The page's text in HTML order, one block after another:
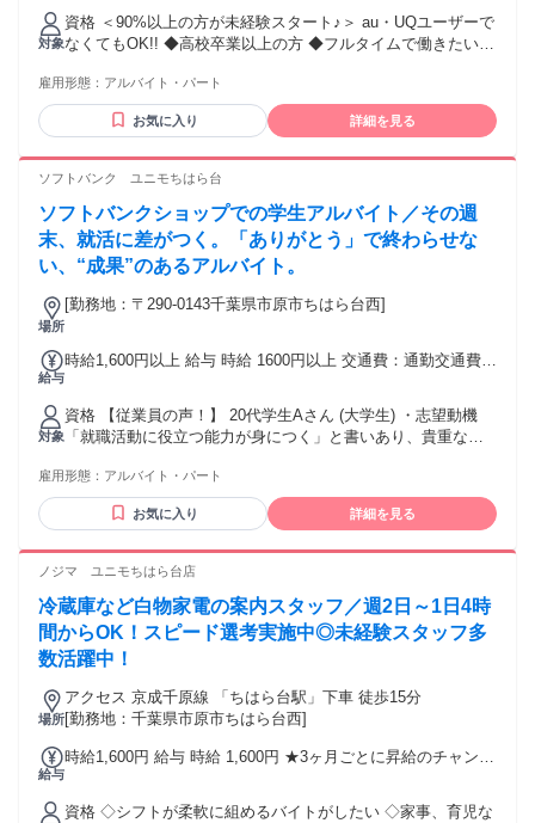
円～） 皆さんのがんばりをしっかり評価して積極的に昇給し
ていきます!! ※最大時給1800円(経験3年/勤務地による) 交通
費：交通費支給 月額10万円まで
対象
資格 ＜90%以上の方が未経験スタート♪＞ au・UQユーザーで
なくてもOK!! ◆高校卒業以上の方 ◆フルタイムで働きたい方
できる方優遇 ◆半年以上勤務可能な方 ＜こんな方もぜひ！＞
◇未経験でも始められる仕事がいい ◇接客・販売スキルを活
かしたい ◇安定して長く働きたいetc. ＜色々なお仕事経験も
ど他キャリアの経験がある方も歓迎！
雇用形態： アルバイト・パート
お気に入り 詳細を見る
ソフトバンク ユニモちはら台
ソフトバンクショップでの学生アルバイト／その週
末、就活に差がつく。「ありがとう」で終わらせな
い、“成果”のあるアルバイト。
場所
[勤務地：〒290-0143千葉県市原市ちはら台西]
給与
時給1,600円以上 給与 時給 1600円以上 交通費：通勤交通費全
対象
資格 【従業員の声！】 20代学生Aさん (大学生) ・志望動機
「就職活動に役立つ能力が身につく」と書いあり、貴重な経
客様のニーズを引き出さないといけない為、成長できる。 現
在就職活動をしており、グループディスカッション等で身に
つけたコミュニケーション能力が役に立つ。 - ・20代男性Aさ
に欠かせない物なので、様々な年代のお客様のために働ける
は？ ヒアリング力を培ってきたので、困っていることに対す
る提案ができています。 - 40代女性Aさん (前職：ホテルスタ
ッフ) ・志望動機 １0年ほど前に少しだけ携帯販売の仕事につ
いたことがありそのときの楽しさが忘れられなかったので。
・今までのお仕事経験役に立っていることは？ ホテリエとし
て培ってきたホスピタリティです。
雇用形態： アルバイト・パート
お気に入り 詳細を見る
ノジマ ユニモちはら台店
冷蔵庫など白物家電の案内スタッフ／週2日～1日4時
間からOK！スピード選考実施中◎未経験スタッフ多
数活躍中！
場所
アクセス 京成千原線 「ちはら台駅」下車 徒歩15分
[勤務地：千葉県市原市ちはら台西]
給与
時給1,600円 給与 時給 1,600円 ★3ヶ月ごとに昇給のチャンス
制）
資格 ◇シフトが柔軟に組めるバイトがしたい ◇家事、育児な